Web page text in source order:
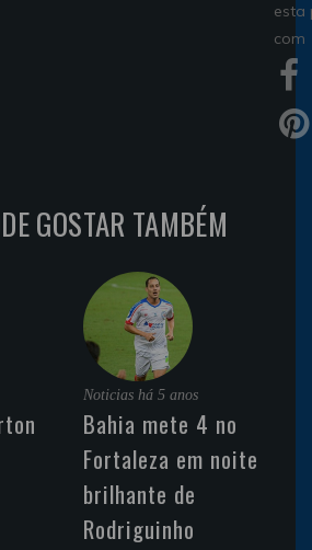
esta
com
GOSTAR TAMBÉM
Noticias há 5 anos
Bahia mete 4 no
Fortaleza em noite
brilhante de
Rodriguinho